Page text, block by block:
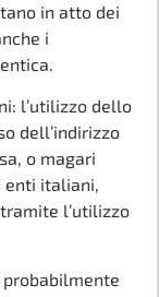
in atto dei
i
l’utilizzo dello
dell’indirizzo
o magari
enti italiani,
l’utilizzo